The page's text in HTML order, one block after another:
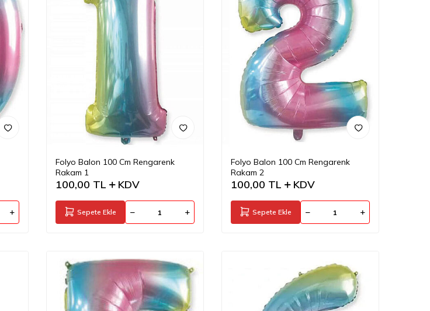
Folyo Balon 100 Cm Rengarenk
Rakam 1
100,00 TL KDV
Sepete Ekle
Folyo Balon 100 Cm Rengarenk
Rakam 2
100,00 TL KDV
Sepete Ekle